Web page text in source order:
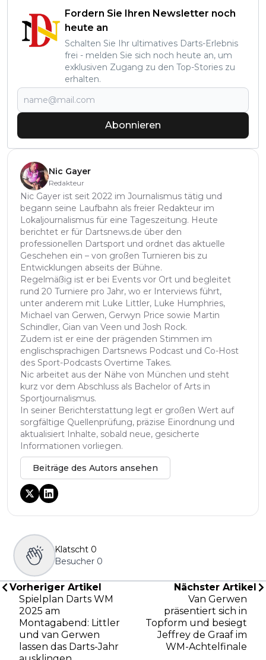
Fordern Sie Ihren Newsletter noch
heute an
Schalten Sie Ihr ultimatives Darts-Erlebnis
frei - melden Sie sich noch heute an, um
exklusiven Zugang zu den Top-Stories zu
erhalten.
Abonnieren
Nic Gayer
Redakteur
Nic Gayer ist seit 2022 im Journalismus tätig und
begann seine Laufbahn als freier Redakteur im
Lokaljournalismus für eine Tageszeitung. Heute
berichtet er für Dartsnews.de über den
professionellen Dartsport und ordnet das aktuelle
Geschehen ein – von großen Turnieren bis zu
Entwicklungen abseits der Bühne.
Regelmäßig ist er bei Events vor Ort und begleitet
rund 20 Turniere pro Jahr, wo er Interviews führt,
unter anderem mit Luke Littler, Luke Humphries,
Michael van Gerwen, Gerwyn Price sowie Martin
Schindler, Gian van Veen und Josh Rock.
Zudem ist er eine der prägenden Stimmen im
englischsprachigen Dartsnews Podcast und Co-Host
des Sport-Podcasts Overtime Takes.
Nic arbeitet aus der Nähe von München und steht
kurz vor dem Abschluss als Bachelor of Arts in
Sportjournalismus.
In seiner Berichterstattung legt er großen Wert auf
sorgfältige Quellenprüfung, präzise Einordnung und
aktualisiert Inhalte, sobald neue, gesicherte
Informationen vorliegen.
Beiträge des Autors ansehen
Klatscht 0
Besucher 0
Vorheriger Artikel
Spielplan Darts WM
2025 am
Montagabend: Littler
und van Gerwen
lassen das Darts-Jahr
Nächster Artikel
Van Gerwen
präsentiert sich in
Topform und besiegt
Jeffrey de Graaf im
WM-Achtelfinale